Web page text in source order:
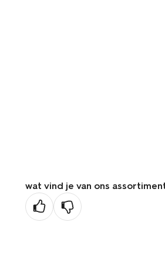
wat vind je van ons